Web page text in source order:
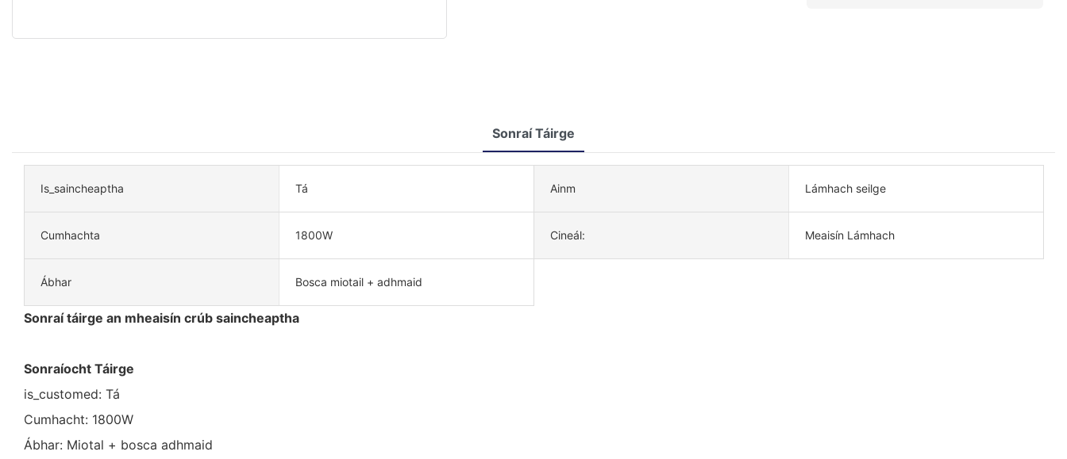
Sonraí Táirge
Is_saincheaptha Tá Ainm Lámhach seilge
Cumhachta 1800W Cineál: Meaisín Lámhach
Ábhar Bosca miotail + adhmaid
Sonraí táirge an mheaisín crúb saincheaptha
Sonraíocht Táirge
is_customed: Tá
Cumhacht: 1800W
Ábhar: Miotal + bosca adhmaid